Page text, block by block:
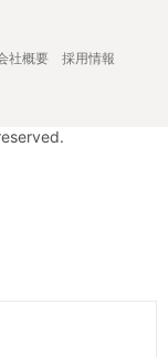
社概要
採用情報